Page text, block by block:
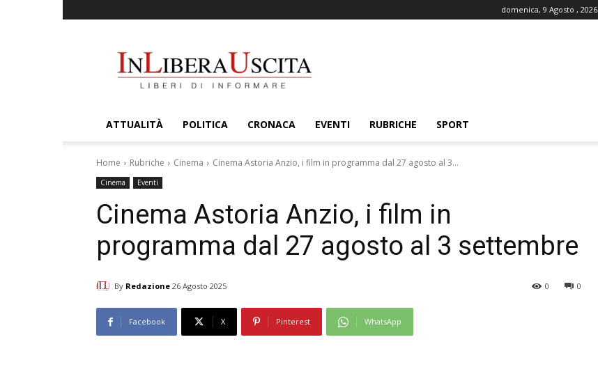
domenica, 9 Agosto , 2026
ATTUALITÀ POLITICA CRONACA EVENTI RUBRICHE SPORT
Home Rubriche Cinema Cinema Astoria Anzio, i film in programma dal 27 agosto al 3...
Cinema Eventi
Cinema Astoria Anzio, i film in
programma dal 27 agosto al 3 settembre
By Redazione 26 Agosto 2025 0
0
Facebook X Pinterest WhatsApp